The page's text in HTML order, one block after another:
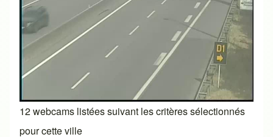
12 webcams listées suivant les critères sélectionnés
pour cette ville